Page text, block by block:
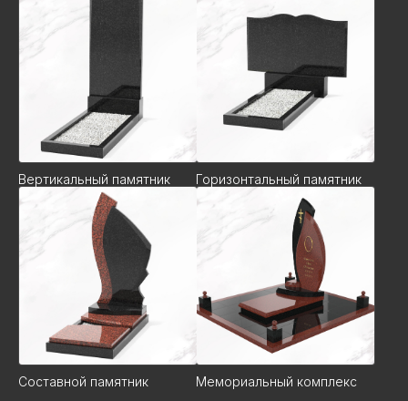
Вертикальный памятник Горизонтальный памятник
Составной памятник Мемориальный комплекс